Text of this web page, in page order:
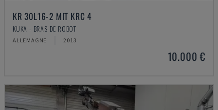
KR 30L16-2 MIT KRC 4
KUKA - BRAS DE ROBOT
ALLEMAGNE 2013
10.000 €